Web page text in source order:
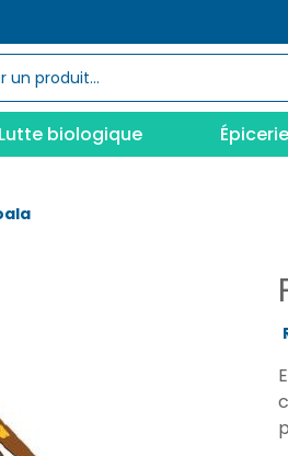
Lutte biologique